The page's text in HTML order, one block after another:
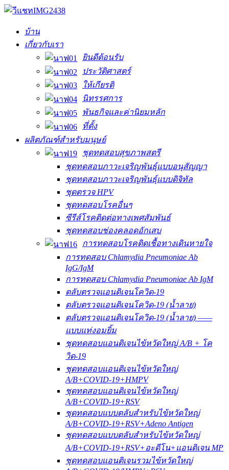
บ้าน
เกี่ยวกับเรา
ยินดีต้อนรับ
ประวัติศาสตร์
ให้เกียรติ
นิทรรศการ
พันธกิจและค่านิยมหลัก
ที่ตั้ง
ผลิตภัณฑ์สำหรับมนุษย์
ชุดทดสอบสุขภาพสตรี
ชุดทดสอบภาวะเจริญพันธุ์แบบอนุสัญญา
ชุดทดสอบภาวะเจริญพันธุ์แบบดิจิทัล
ชุดตรวจ HPV
ชุดทดสอบโรคอื่นๆ
ซีรีส์โรคติดต่อทางเพศสัมพันธ์
ชุดทดสอบช่องคลอดอักเสบ
การทดสอบโรคติดเชื้อทางเดินหายใจ
การทดสอบ Chlamydia Pneumoniae Ab
IgG/IgM
การทดสอบ Chlamydia Pneumoniae Ab IgM
ตลับตรวจแอนติเจนโควิด-19
ตลับตรวจแอนติเจนโควิด-19 (น้ำลาย)
ตลับตรวจแอนติเจนโควิด-19 (น้ำลาย) ——
แบบแท่งอมยิ้ม
ชุดทดสอบแอนติเจนไข้หวัดใหญ่ A/B + โค
วิด-19
ชุดทดสอบแอนติเจนไข้หวัดใหญ่
A/B+COVID-19+HMPV
ชุดทดสอบแอนติเจนไข้หวัดใหญ่
A/B+COVID-19+RSV
ชุดทดสอบแบบตลับสำหรับไข้หวัดใหญ่
A/B+COVID-19+RSV+Adeno Antigen
ชุดทดสอบแบบตลับสำหรับไข้หวัดใหญ่
A/B+COVID-19+RSV+อะดีโน+แอนติเจน MP
ชุดทดสอบแอนติเจนรวมไข้หวัดใหญ่